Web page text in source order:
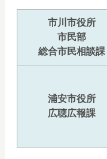
市川市役所
市民部
総合市民相談課
浦安市役所
広聴広報課